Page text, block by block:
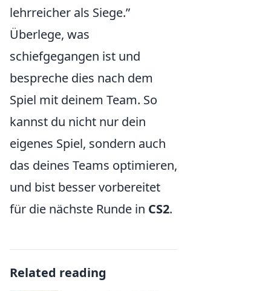
lehrreicher als Siege.”
Überlege, was
schiefgegangen ist und
bespreche dies nach dem
Spiel mit deinem Team. So
kannst du nicht nur dein
eigenes Spiel, sondern auch
das deines Teams optimieren,
und bist besser vorbereitet
für die nächste Runde in CS2.
Related reading